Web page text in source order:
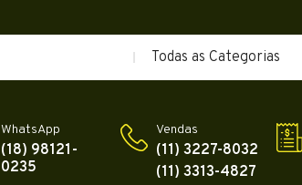
Todas as Categorias
WhatsApp
(18) 98121-
0235
Vendas
(11) 3227-8032
(11) 3313-4827